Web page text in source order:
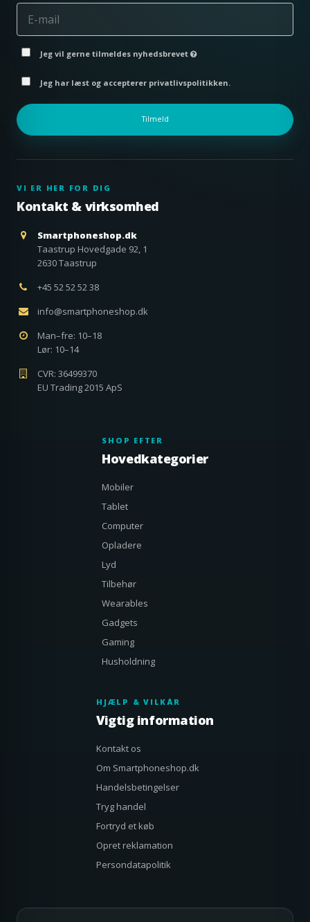
Jeg vil gerne tilmeldes nyhedsbrevet
Jeg har læst og accepterer privatlivspolitikken.
Tilmeld
VI ER HER FOR DIG
Kontakt & virksomhed
Smartphoneshop.dk
Taastrup Hovedgade 92, 1
2630 Taastrup
+45 52 52 52 38
info@smartphoneshop.dk
Man–fre: 10–18
Lør: 10–14
CVR: 36499370
EU Trading 2015 ApS
SHOP EFTER
Hovedkategorier
Mobiler
Tablet
Computer
Opladere
Lyd
Tilbehør
Wearables
Gadgets
Gaming
Husholdning
HJÆLP & VILKÅR
Vigtig information
Kontakt os
Om Smartphoneshop.dk
Handelsbetingelser
Tryg handel
Fortryd et køb
Opret reklamation
Persondatapolitik